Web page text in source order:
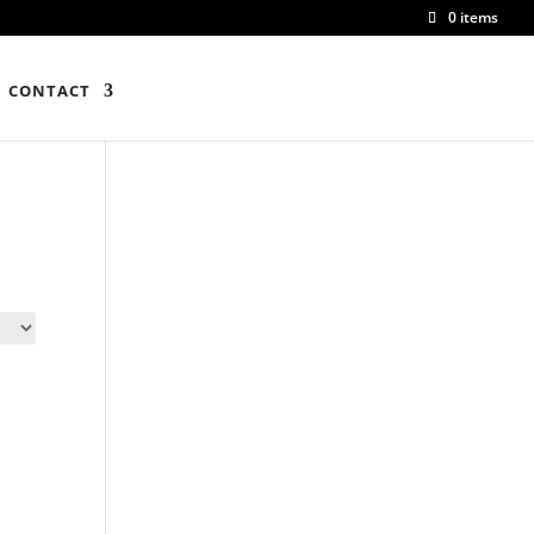
0 items
CONTACT